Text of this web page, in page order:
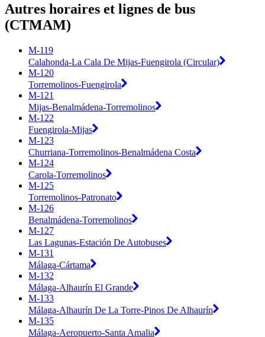
Autres horaires et lignes de bus
(CTMAM)
M-119
Calahonda-La Cala De Mijas-Fuengirola (Circular)
M-120
Torremolinos-Fuengirola
M-121
Mijas-Benalmádena-Torremolinos
M-122
Fuengirola-Mijas
M-123
Churriana-Torremolinos-Benalmádena Costa
M-124
Carola-Torremolinos
M-125
Torremolinos-Patronato
M-126
Benalmádena-Torremolinos
M-127
Las Lagunas-Estación De Autobuses
M-131
Málaga-Cártama
M-132
Málaga-Alhaurín El Grande
M-133
Málaga-Alhaurín De La Torre-Pinos De Alhaurín
M-135
Málaga-Aeropuerto-Santa Amalia